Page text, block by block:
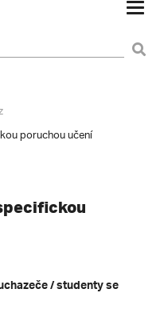
poruchou učení
/ studenty se